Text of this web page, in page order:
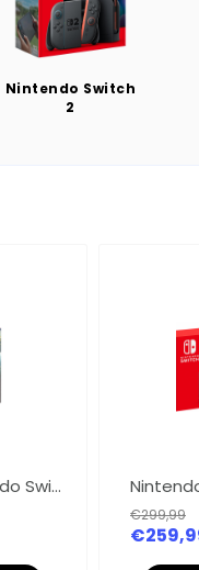
Console Nintendo Switch Modèle OLED Edition The Legend of Zelda : Tears of the Kingdom
€299,99
Nintendo Switch
2